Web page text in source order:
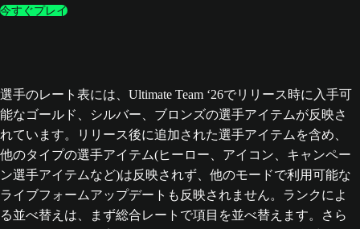
今すぐプレイ
選手のレート表には、Ultimate Team ‘26でリリース時に入手可
能なゴールド、シルバー、ブロンズの選手アイテムが反映さ
れています。リリース後に追加された選手アイテムを含め、
他のタイプの選手アイテム(ヒーロー、アイコン、キャンペー
ン選手アイテムなど)は反映されず、他のモードで利用可能な
ライブフォームアップデートも反映されません。ランクによ
る並べ替えは、まず総合レートで項目を並べ替えます。さら